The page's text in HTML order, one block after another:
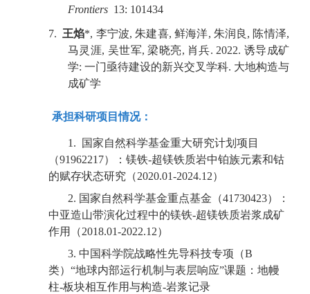
Frontiers 13: 101434
7. 王焰*, 李宁波, 朱建喜, 鲜海洋, 朱润良, 陈情泽,
马灵涯, 吴世军, 梁晓亮, 肖兵. 2022. 诱导成矿
学: 一门亟待建设的新兴交叉学科. 大地构造与
成矿学
承担科研项目情况：
1.
国家自然科学基金重大研究计划项目
（91962217）：镁铁-超镁铁质岩中铂族元素和钴
的赋存状态研究（2020.01-2024.12）
2. 国家自然科学基金重点基金（41730423）：
中亚造山带演化过程中的镁铁-超镁铁质岩浆成矿
作用（2018.01-2022.12）
3. 中国科学院战略性先导科技专项（B
类） “地球内部运行机制与表层响应”课题：地幔
柱-板块相互作用与构造-岩浆记录